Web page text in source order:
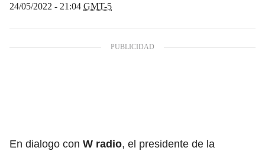
24/05/2022 - 21:04 GMT-5
En dialogo con W radio, el presidente de la